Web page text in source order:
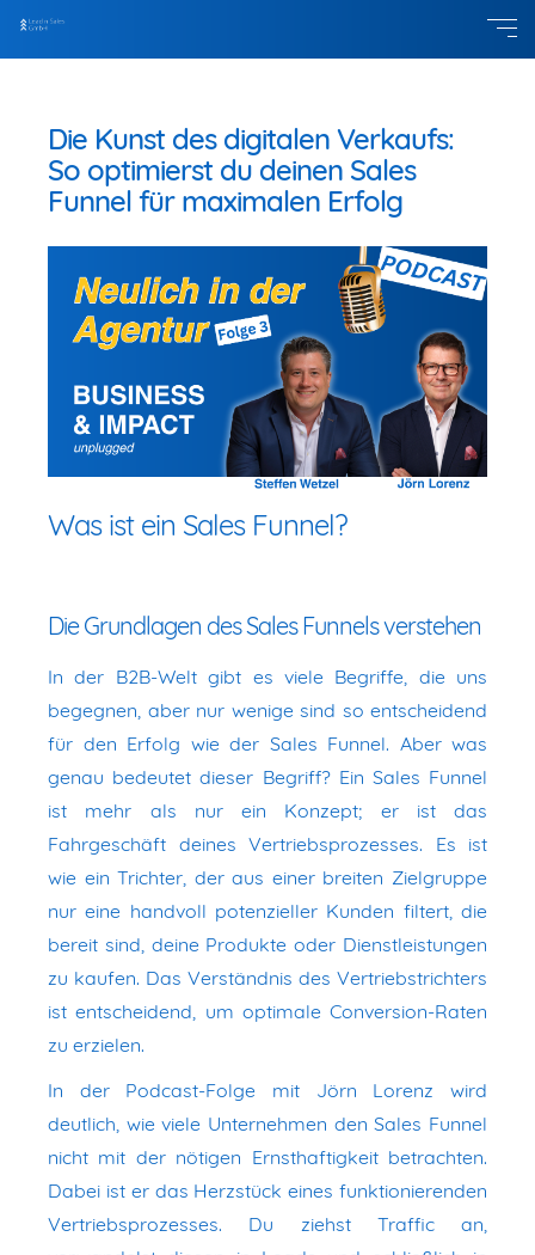
Die Kunst des digitalen Verkaufs:
So optimierst du deinen Sales
Funnel für maximalen Erfolg
Was ist ein Sales Funnel?
Die Grundlagen des Sales Funnels verstehen
In der B2B-Welt gibt es viele Begriffe, die uns
begegnen, aber nur wenige sind so entscheidend
für den Erfolg wie der Sales Funnel. Aber was
genau bedeutet dieser Begriff? Ein Sales Funnel
ist mehr als nur ein Konzept; er ist das
Fahrgeschäft deines Vertriebsprozesses. Es ist
wie ein Trichter, der aus einer breiten Zielgruppe
nur eine handvoll potenzieller Kunden filtert, die
bereit sind, deine Produkte oder Dienstleistungen
zu kaufen. Das Verständnis des Vertriebstrichters
ist entscheidend, um optimale Conversion-Raten
zu erzielen.
In der Podcast-Folge mit Jörn Lorenz wird
deutlich, wie viele Unternehmen den Sales Funnel
nicht mit der nötigen Ernsthaftigkeit betrachten.
Dabei ist er das Herzstück eines funktionierenden
Vertriebsprozesses. Du ziehst Traffic an,